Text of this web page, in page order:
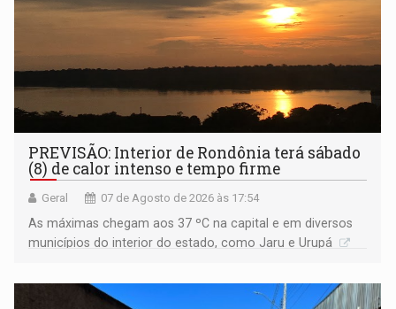
PREVISÃO: Interior de Rondônia terá sábado
(8) de calor intenso e tempo firme
Geral 07 de Agosto de 2026 às 17:54
As máximas chegam aos 37 ºC na capital e em diversos
municípios do interior do estado, como Jaru e Urupá